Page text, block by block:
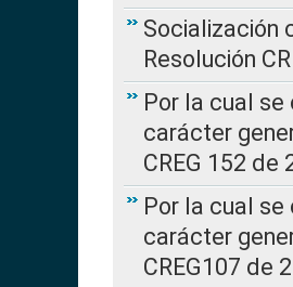
Socialización
Resolución
Por la cual
carácter
CREG 152 de
Por la cual
carácter
CREG107 de